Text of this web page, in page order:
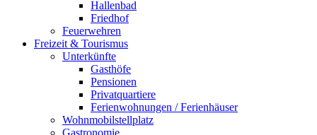
Hallenbad
Friedhof
Feuerwehren
Freizeit & Tourismus
Unterkünfte
Gasthöfe
Pensionen
Privatquartiere
Ferienwohnungen / Ferienhäuser
Wohnmobilstellplatz
Gastronomie